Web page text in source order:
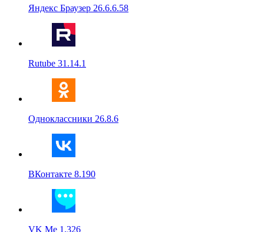
Яндекс Браузер 26.6.6.58
Rutube 31.14.1
Одноклассники 26.8.6
ВКонтакте 8.190
VK Me 1.326